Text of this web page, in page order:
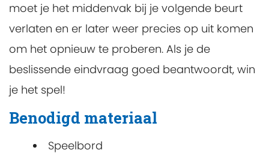
moet je het middenvak bij je volgende beurt
verlaten en er later weer precies op uit komen
om het opnieuw te proberen. Als je de
beslissende eindvraag goed beantwoordt, win
je het spel!
Benodigd materiaal
Speelbord